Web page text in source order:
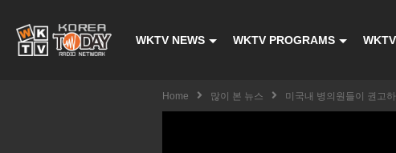
WKTV NEWS WKTV PROGRAMS
Home 많이 본 뉴스 미국내 병의원들이 권고